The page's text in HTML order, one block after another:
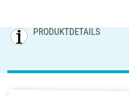
PRODUKTDETAILS